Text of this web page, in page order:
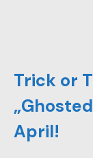
Trick or
April!